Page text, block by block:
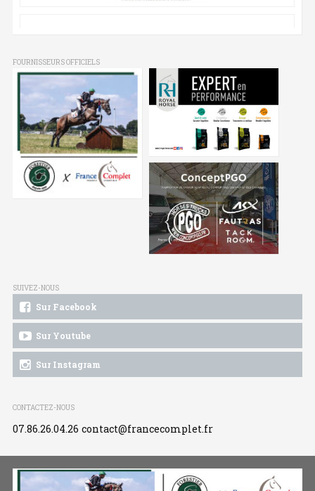
FOURNISSEURS OFFICIELS
SUIVEZ-NOUS
Sur Facebook
Sur Youtube
Sur Instagram
CONTACTEZ-NOUS
07.86.26.04.26 contact@francecomplet.fr